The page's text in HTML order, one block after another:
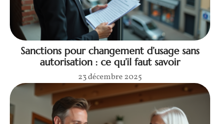
Sanctions pour changement d’usage sans
autorisation : ce qu’il faut savoir
23 décembre 2025